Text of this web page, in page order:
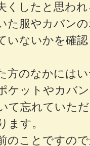
くしたと思わ
た服やカバン
いないかを確
方のなかには
ケットやカバ
て忘れていた
ます。
のことですの